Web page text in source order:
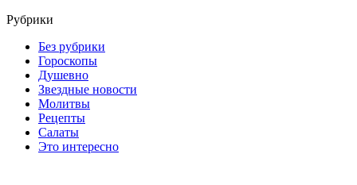
Рубрики
Без рубрики
Гороскопы
Душевно
Звездные новости
Молитвы
Рецепты
Салаты
Это интересно